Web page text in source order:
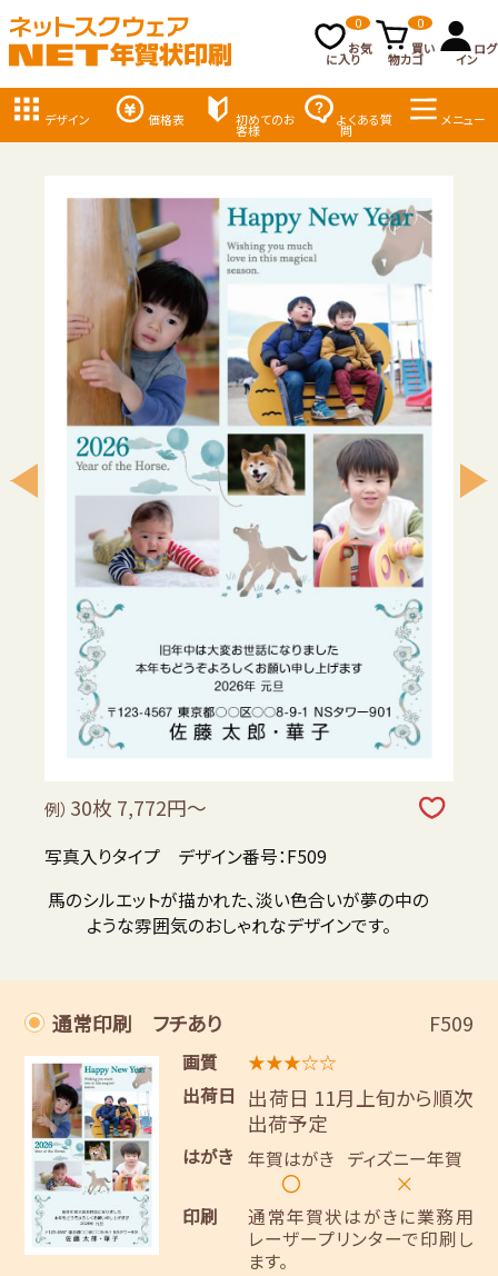
お気
に入り
0
買い
物カゴ
0
ログ
イン
デザイン 価格表 初めてのお
客様
よくある質
問
メニュー
例） 30枚 7,772円～
写真入りタイプ デザイン番号：F509
馬のシルエットが描かれた、淡い色合いが夢の中の
ような雰囲気のおしゃれなデザインです。
通常印刷 フチあり F509
画質
★★★☆☆
出荷日
出荷日 11月上旬から順次
出荷予定
はがき 年賀はがき
〇
ディズニー年賀
×
印刷
通常年賀状はがきに業務用
レーザープリンターで印刷し
ます。